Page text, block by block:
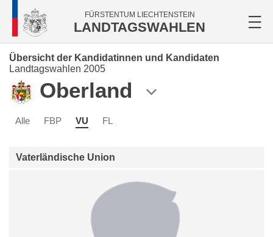
FÜRSTENTUM LIECHTENSTEIN
LANDTAGSWAHLEN
Übersicht der Kandidatinnen und Kandidaten
Landtagswahlen 2005
Oberland
Alle FBP VU FL
Vaterländische Union